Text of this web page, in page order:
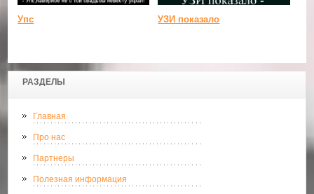
РАЗДЕЛЫ
Главная
Про нас
Партнеры
Полезная информация
Упс УЗИ показало